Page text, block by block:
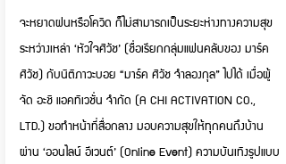
จะหยาดฝนหรือโควิด​ ก็ไม่สามารถเป็นระยะห่างทางความสุข
ระหว่าง​เหล่า ‘หัวใจศิวัช’ (ชื่อเรียกกลุ่มแฟนคลับของ มาร์ค
ศิวัช) กับนิติภาวะบอย​ “มาร์ค ศิวัช จำลองกุล” ไปได้​ เมื่อผู้
จัด อะชิ แอคทิเวชั่น จำกัด (A CHI ACTIVATION CO.,
LTD.) ขอทำหน้าที่สื่อกลาง​ มอบความสุขให้ทุกคนถึงบ้าน
ผ่าน ‘ออนไลน์ อีเวนต์’ (Online Event) ความบันเทิงรูปแบบ